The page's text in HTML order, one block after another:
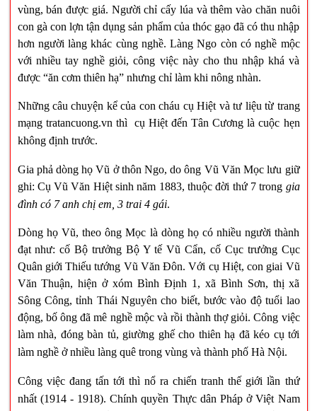
vùng, bán được giá. Người chỉ cấy lúa và thêm vào chăn nuôi
con gà con lợn tận dụng sản phẩm của thóc gạo đã có thu nhập
hơn người làng khác cùng nghề. Làng Ngo còn có nghề mộc
với nhiều tay nghề giỏi, công việc này cho thu nhập khá và
được “ăn cơm thiên hạ” nhưng chỉ làm khi nông nhàn.
Những câu chuyện kể của con cháu cụ Hiệt và tư liệu từ trang
mạng tratancuong.vn thì cụ Hiệt đến Tân Cương là cuộc hẹn
không định trước.
Gia phả dòng họ Vũ ở thôn Ngo, do ông Vũ Văn Mọc lưu giữ
ghi: Cụ Vũ Văn Hiệt sinh năm 1883, thuộc đời thứ 7 trong gia
đình có 7 anh chị em, 3 trai 4 gái.
Dòng họ Vũ, theo ông Mọc là dòng họ có nhiều người thành
đạt như: cố Bộ trưởng Bộ Y tế Vũ Cẩn, cố Cục trưởng Cục
Quân giới Thiếu tướng Vũ Văn Đôn. Với cụ Hiệt, con giai Vũ
Văn Thuận, hiện ở xóm Bình Định 1, xã Bình Sơn, thị xã
Sông Công, tỉnh Thái Nguyên cho biết, bước vào độ tuổi lao
động, bố ông đã mê nghề mộc và rồi thành thợ giỏi. Công việc
làm nhà, đóng bàn tủ, giường ghế cho thiên hạ đã kéo cụ tới
làm nghề ở nhiều làng quê trong vùng và thành phố Hà Nội.
Công việc đang tấn tới thì nổ ra chiến tranh thế giới lần thứ
nhất (1914 - 1918). Chính quyền Thực dân Pháp ở Việt Nam